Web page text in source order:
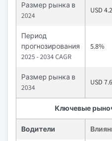
Размер рынка в
2024
USD
Период
прогнозирования
2025 - 2034 CAGR
5.8%
Размер рынка в
2034
USD
Ключевые
Водители